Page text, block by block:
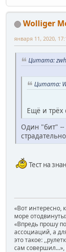
Wolliger
января 11, 2020,
Цитата:
Цитата:
Ещё и трёх
Один "бит" --
Тест на
«Вот интересно,
море
«Впредь прошу
ассоциаций, а
это такое:
сам